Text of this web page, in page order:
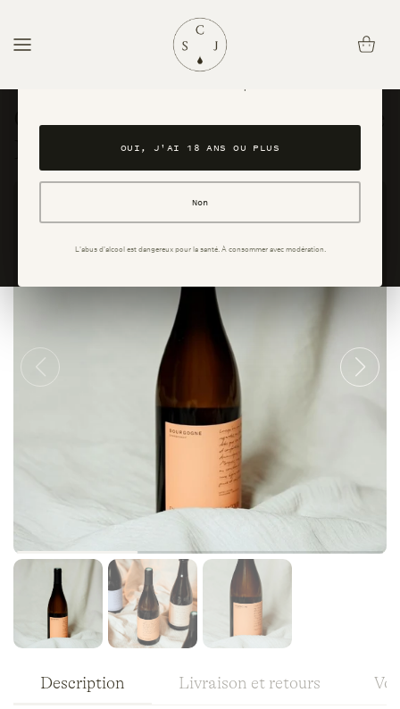
Avez-vous l'âge légal pour consommer de l'alcool ?
Ce site est réservé aux personnes majeures. En accédant au site, vous
OUI, J'AI 18 ANS OU PLUS
Non
L'abus d'alcool est dangereux pour la santé. À consommer avec modération.
contenu
Panier
Chardonnay 2023 - Bourgogne
Description Livraison et retours